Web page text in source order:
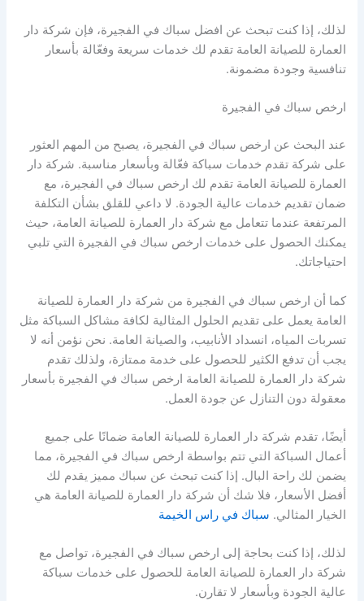
لذلك، إذا كنت تبحث عن افضل سباك في الفجيرة، فإن شركة دار
العمارة للصيانة العامة تقدم لك خدمات سريعة وفعّالة بأسعار
تنافسية وجودة مضمونة.
ارخص سباك في الفجيرة
عند البحث عن ارخص سباك في الفجيرة، يصبح من المهم العثور
على شركة تقدم خدمات سباكة فعّالة وبأسعار مناسبة. شركة دار
العمارة للصيانة العامة تقدم لك ارخص سباك في الفجيرة، مع
ضمان تقديم خدمات عالية الجودة. لا داعي للقلق بشأن التكلفة
المرتفعة عندما تتعامل مع شركة دار العمارة للصيانة العامة، حيث
يمكنك الحصول على خدمات ارخص سباك في الفجيرة التي تلبي
احتياجاتك.
كما أن ارخص سباك في الفجيرة من شركة دار العمارة للصيانة
العامة يعمل على تقديم الحلول المثالية لكافة مشاكل السباكة مثل
تسربات المياه، انسداد الأنابيب، والصيانة العامة. نحن نؤمن أنه لا
يجب أن تدفع الكثير للحصول على خدمة ممتازة، ولذلك تقدم
شركة دار العمارة للصيانة العامة ارخص سباك في الفجيرة بأسعار
معقولة دون التنازل عن جودة العمل.
أيضًا، تقدم شركة دار العمارة للصيانة العامة ضمانًا على جميع
أعمال السباكة التي تتم بواسطة ارخص سباك في الفجيرة، مما
يضمن لك راحة البال. إذا كنت تبحث عن سباك مميز يقدم لك
أفضل الأسعار، فلا شك أن شركة دار العمارة للصيانة العامة هي
الخيار المثالي. سباك في راس الخيمة
لذلك، إذا كنت بحاجة إلى ارخص سباك في الفجيرة، تواصل مع
شركة دار العمارة للصيانة العامة للحصول على خدمات سباكة
عالية الجودة وبأسعار لا تقارن.